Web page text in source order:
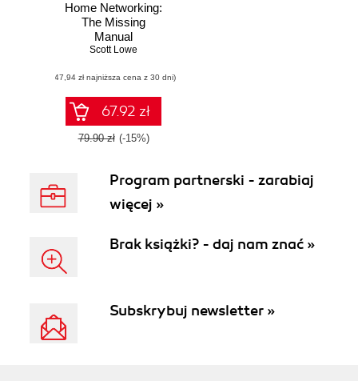
Home Networking:
The Missing
Manual
Scott Lowe
(47,94 zł najniższa cena z 30 dni)
67.92 zł
79.90 zł (-15%)
Program partnerski - zarabiaj
więcej »
Brak książki? - daj nam znać »
Subskrybuj newsletter »